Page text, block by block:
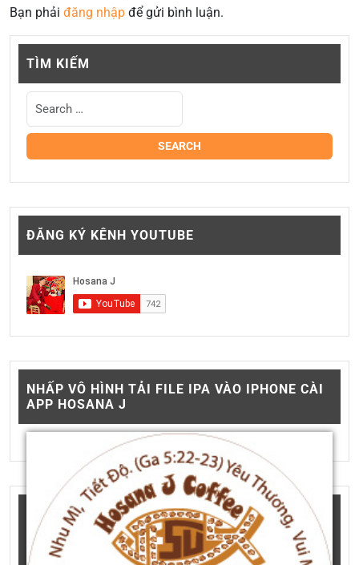
Bạn phải đăng nhập để gửi bình luận.
TÌM KIẾM
ĐĂNG KÝ KÊNH YOUTUBE
NHẤP VÔ HÌNH TẢI FILE IPA VÀO IPHONE CÀI
APP HOSANA J